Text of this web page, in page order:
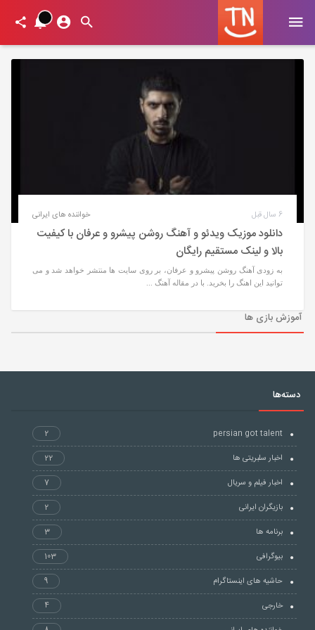
خواننده های ایرانی 6 سال قبل
دانلود موزیک ویدئو و آهنگ روشن پیشرو و عرفان با کیفیت
بالا و لینک مستقیم رایگان
به زودی آهنگ روشن پیشرو و عرفان، بر روی سایت ها منتشر خواهد شد و می
توانید این اهنگ را بخرید. با در مقاله آهنگ ...
آموزش بازی ها
دسته‌ها
persian got talent
2
اخبار سلبریتی ها
22
اخبار فیلم و سریال
7
بازیگران ایرانی
2
برنامه ها
3
بیوگرافی
103
حاشیه های اینستاگرام
9
خارجی
4